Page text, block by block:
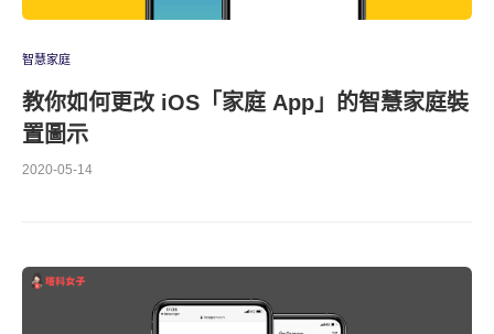
智慧家庭
教你如何更改 iOS「家庭 App」的智慧家庭裝
置圖示
2020-05-14